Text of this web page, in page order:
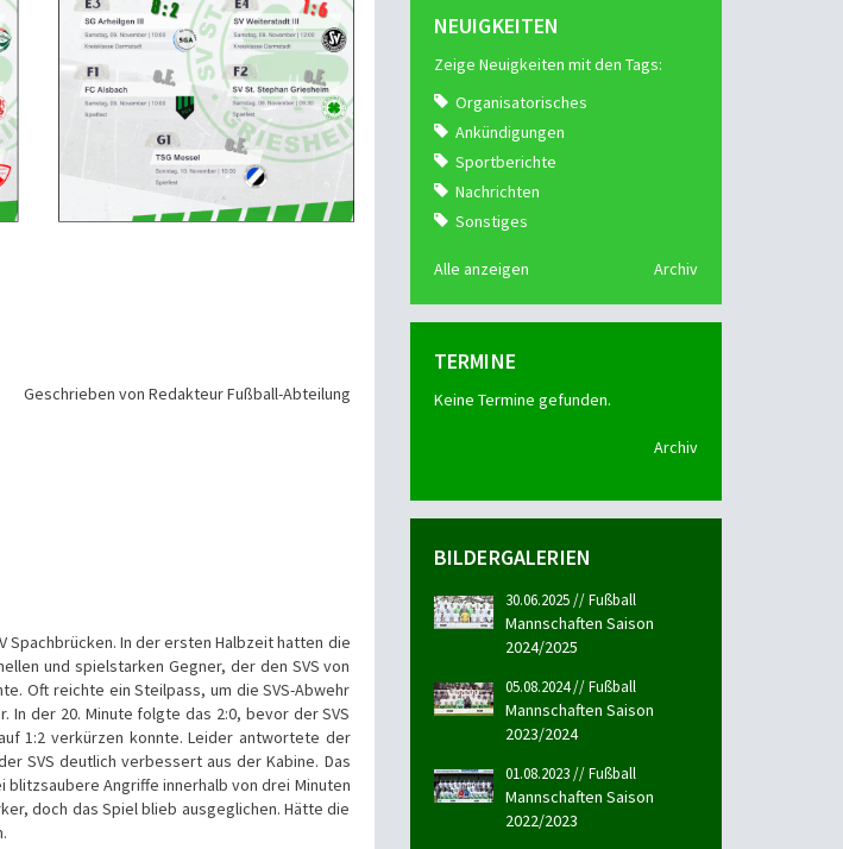
Geschrieben von Redakteur Fußball-Abteilung
Spachbrücken. In der ersten Halbzeit hatten die
und spielstarken Gegner, der den SVS von
Oft reichte ein Steilpass, um die SVS-Abwehr
In der 20. Minute folgte das 2:0, bevor der SVS
1:2 verkürzen konnte. Leider antwortete der
SVS deutlich verbessert aus der Kabine. Das
blitzsaubere Angriffe innerhalb von drei Minuten
doch das Spiel blieb ausgeglichen. Hätte die
NEUIGKEITEN
Zeige Neuigkeiten mit den Tags:
Organisatorisches
Ankündigungen
Sportberichte
Nachrichten
Sonstiges
Alle anzeigen Archiv
TERMINE
Keine Termine gefunden.
Archiv
BILDERGALERIEN
30.06.2025 // Fußball
Mannschaften Saison
2024/2025
05.08.2024 // Fußball
Mannschaften Saison
2023/2024
01.08.2023 // Fußball
Mannschaften Saison
2022/2023